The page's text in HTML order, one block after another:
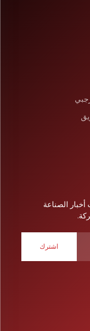
الصناعة
اشترك